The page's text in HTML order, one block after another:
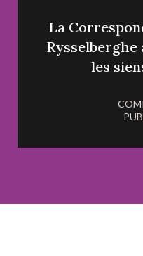
La
Rysselberghe
les